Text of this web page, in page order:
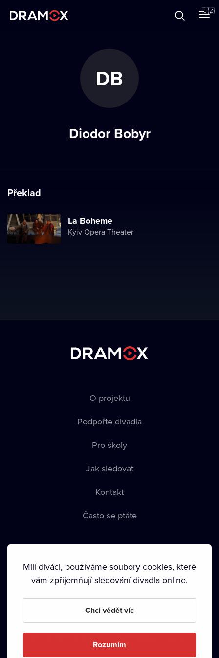
🇨🇿
DB
Diodor Bobyr
Překlad
La Boheme
Kyiv Opera Theater
O projektu
Podpořte divadla
Pro školy
Jak sledovat
Kontakt
Často se ptáte
Podmínky používání • Ochrana soukromí • Zásady používání
• Autorská práva•
Milí diváci, používáme soubory cookies, které
vám zpříjemňují sledování divadla online.
Chci vědět víc
Rozumím